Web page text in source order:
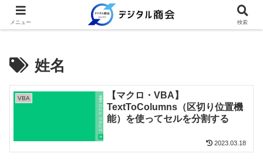
例文を使って繰り返し業務を時短
姓名
VBA
【マクロ・VBA】
TextToColumns（区切り位置機
能）を使ってセルを分割する
2023.03.18
メニュー 検索